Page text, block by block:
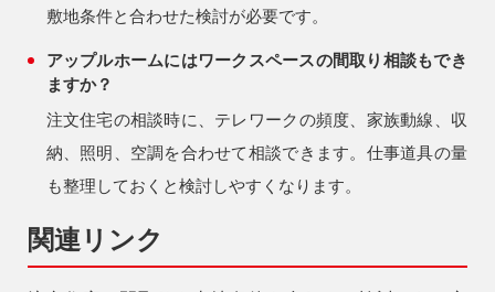
敷地条件と合わせた検討が必要です。
アップルホームにはワークスペースの間取り相談もでき
ますか？
注文住宅の相談時に、テレワークの頻度、家族動線、収
納、照明、空調を合わせて相談できます。仕事道具の量
も整理しておくと検討しやすくなります。
関連リンク